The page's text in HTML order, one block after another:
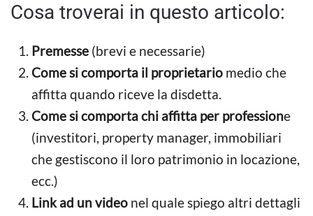
Cosa troverai in questo articolo:
Premesse (brevi e necessarie)
Come si comporta il proprietario medio che
affitta quando riceve la disdetta.
Come si comporta chi affitta per professione
(investitori, property manager, immobiliari
che gestiscono il loro patrimonio in locazione,
ecc.)
Link ad un video nel quale spiego altri dettagli